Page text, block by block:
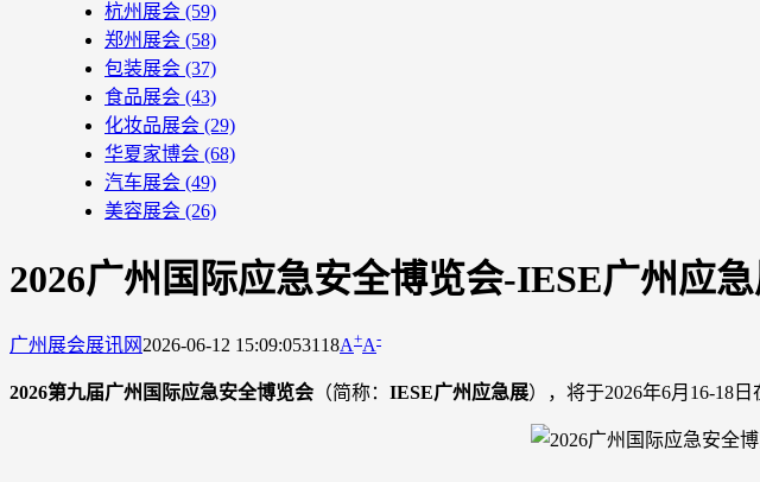
杭州展会 (59)
郑州展会 (58)
包装展会 (37)
食品展会 (43)
化妆品展会 (29)
华夏家博会 (68)
汽车展会 (49)
美容展会 (26)
2026广州国际应急安全博览会-IESE广州应
广州展会展讯网 2026-06-12 15:09:053118A+A-
2026第九届广州国际应急安全博览会 （简称： IESE广州应急展），将于2026年6月16-18